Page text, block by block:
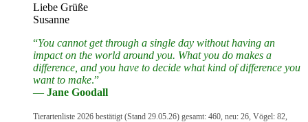
Liebe Grüße
Susanne
“You cannot get through a single day without having an
impact on the world around you. What you do makes a
difference, and you have to decide what kind of difference you
want to make.”
― Jane Goodall
Tierartenliste 2026 bestätigt (Stand 29.05.26) gesamt: 460, neu: 26, Vögel: 82,